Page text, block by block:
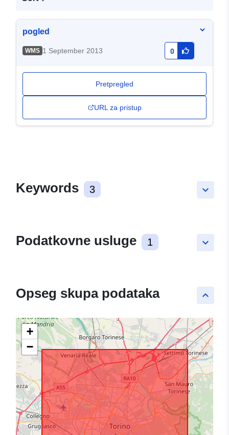
pogled
WMS 1 September 2013 0
Pretpregled
URL za pristup
keyboard_arrow_down
Keywords 3
keyboard_arrow_down
Podatkovne usluge 1
keyboard_arrow_up
Opseg skupa podataka
+
−